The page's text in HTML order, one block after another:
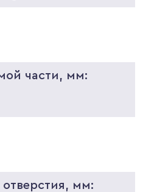
части, мм:
мм: